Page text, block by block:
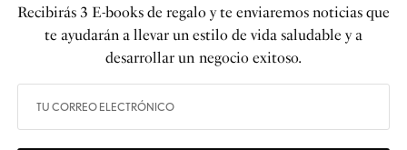
Recibirás 3 E-books de regalo y te enviaremos noticias que
te ayudarán a llevar un estilo de vida saludable y a
desarrollar un negocio exitoso.